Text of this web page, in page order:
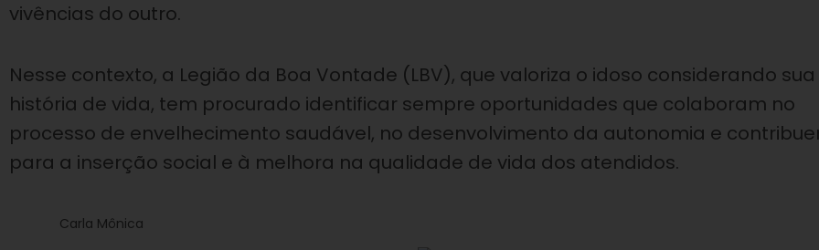
vivências do outro.
Nesse contexto, a Legião da Boa Vontade (LBV), que valoriza o idoso considerando sua
história de vida, tem procurado identificar sempre oportunidades que colaboram no
processo de envelhecimento saudável, no desenvolvimento da autonomia e
para a inserção social e à melhora na qualidade de vida dos atendidos.
Carla Mônica